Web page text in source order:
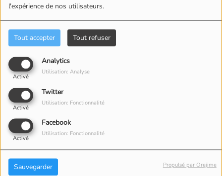
l'expérience de nos utilisateurs.
Tout accepter Tout refuser
Analytics
Activé
Utilisation: Analyse
Twitter
Activé
Utilisation: Fonctionnalité
Facebook
Activé
Utilisation: Fonctionnalité
Sauvegarder Propulsé par Orejime
ÉQUIPE